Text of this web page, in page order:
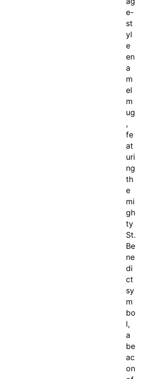
e-
st
yl
e
en
a
m
el
m
ug
,
fe
at
uri
ng
th
e
mi
gh
ty
St.
Be
ne
di
ct
sy
m
bo
l,
a
be
ac
on